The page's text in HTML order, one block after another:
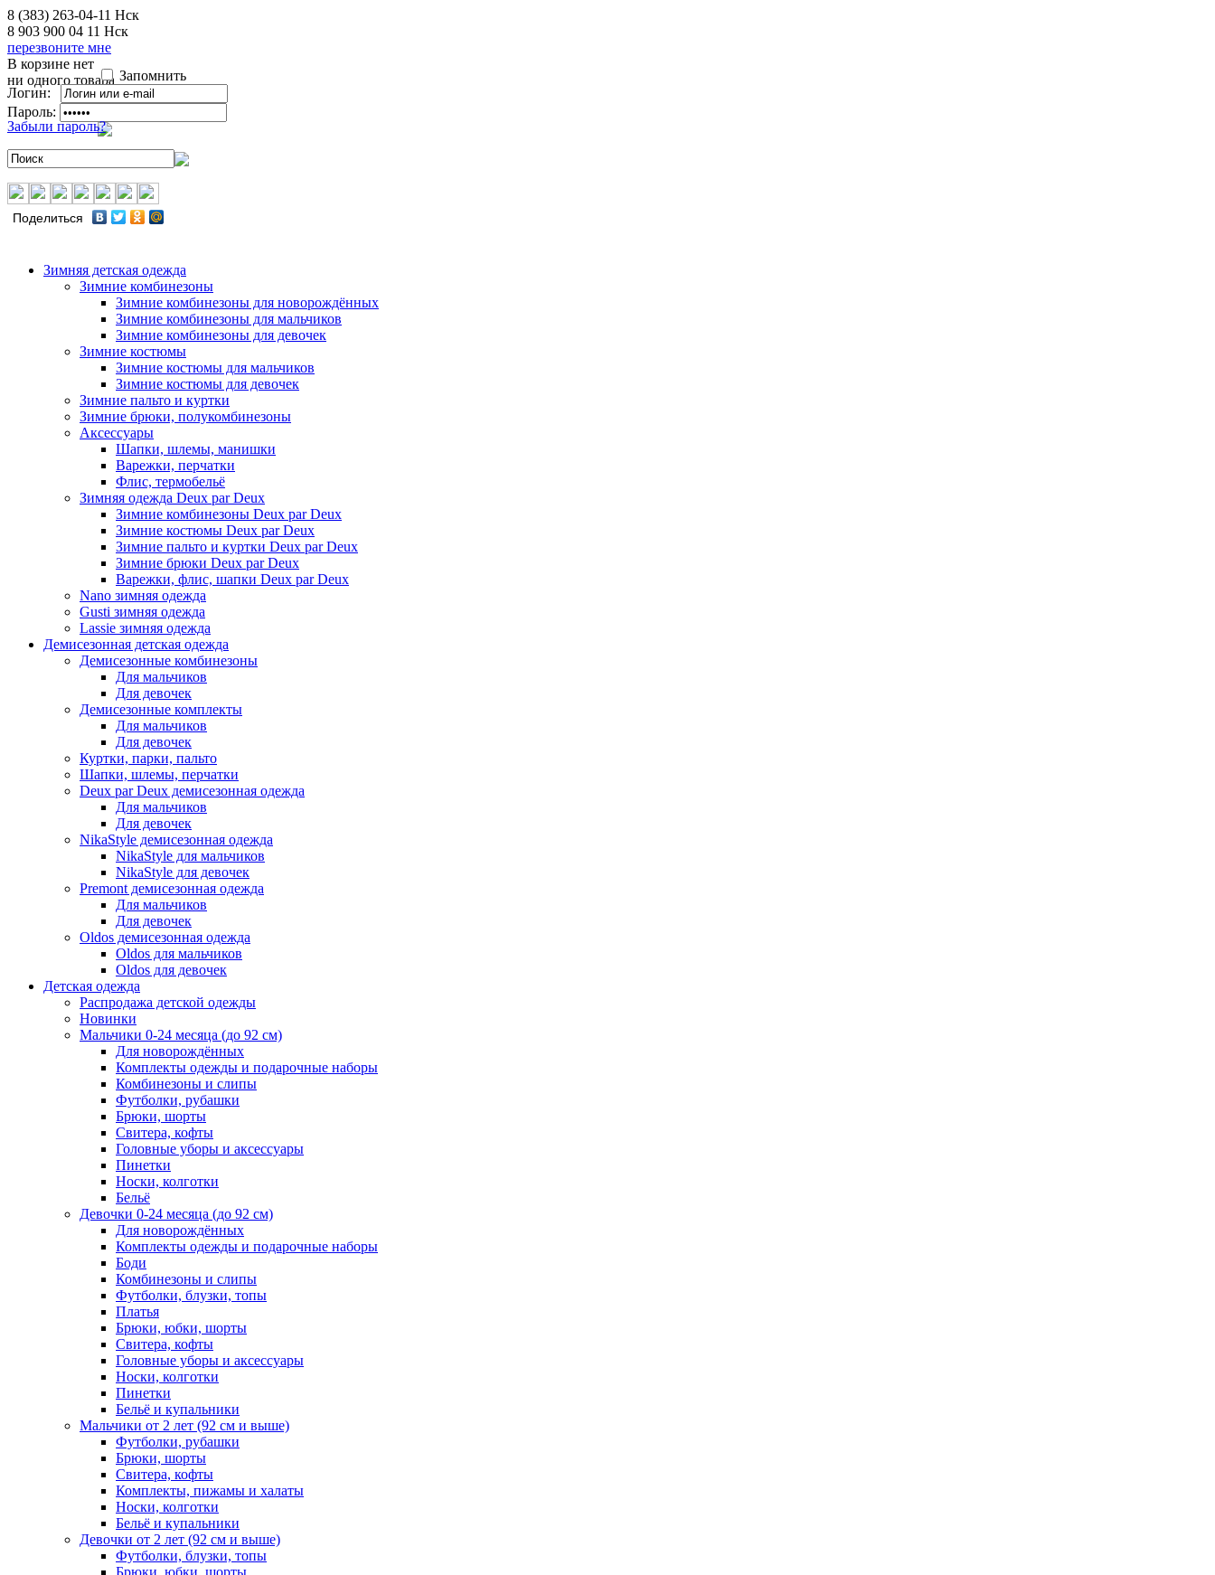
8 (383) 263-04-11 Нск
8 903 900 04 11 Нск
перезвоните мне
В корзине нет
ни одного товара Запомнить
Логин:
Пароль:
Забыли пароль?
Поделиться
Зимняя детская одежда
Зимние комбинезоны
Зимние комбинезоны для новорождённых
Зимние комбинезоны для мальчиков
Зимние комбинезоны для девочек
Зимние костюмы
Зимние костюмы для мальчиков
Зимние костюмы для девочек
Зимние пальто и куртки
Зимние брюки, полукомбинезоны
Аксессуары
Шапки, шлемы, манишки
Варежки, перчатки
Флис, термобельё
Зимняя одежда Deux par Deux
Зимние комбинезоны Deux par Deux
Зимние костюмы Deux par Deux
Зимние пальто и куртки Deux par Deux
Зимние брюки Deux par Deux
Варежки, флис, шапки Deux par Deux
Nano зимняя одежда
Gusti зимняя одежда
Lassie зимняя одежда
Демисезонная детская одежда
Демисезонные комбинезоны
Для мальчиков
Для девочек
Демисезонные комплекты
Для мальчиков
Для девочек
Куртки, парки, пальто
Шапки, шлемы, перчатки
Deux par Deux демисезонная одежда
Для мальчиков
Для девочек
NikaStyle демисезонная одежда
NikaStyle для мальчиков
NikaStyle для девочек
Premont демисезонная одежда
Для мальчиков
Для девочек
Oldos демисезонная одежда
Oldos для мальчиков
Oldos для девочек
Детская одежда
Распродажа детской одежды
Новинки
Мальчики 0-24 месяца (до 92 см)
Для новорождённых
Комплекты одежды и подарочные наборы
Комбинезоны и слипы
Футболки, рубашки
Брюки, шорты
Свитера, кофты
Головные уборы и аксессуары
Пинетки
Носки, колготки
Бельё
Девочки 0-24 месяца (до 92 см)
Для новорождённых
Комплекты одежды и подарочные наборы
Боди
Комбинезоны и слипы
Футболки, блузки, топы
Платья
Брюки, юбки, шорты
Свитера, кофты
Головные уборы и аксессуары
Носки, колготки
Пинетки
Бельё и купальники
Мальчики от 2 лет (92 см и выше)
Футболки, рубашки
Брюки, шорты
Свитера, кофты
Комплекты, пижамы и халаты
Носки, колготки
Бельё и купальники
Девочки от 2 лет (92 см и выше)
Футболки, блузки, топы
Брюки, юбки, шорты